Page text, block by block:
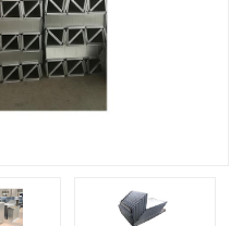
通风管道
消防风机
镀锌矩形风管